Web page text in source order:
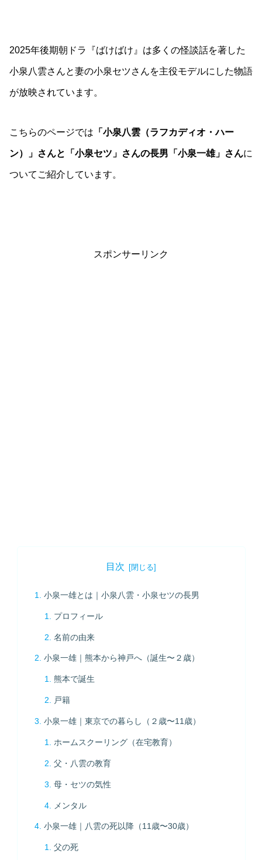
2025年後期朝ドラ『ばけばけ』は多くの怪談話を著した
小泉八雲さんと妻の小泉セツさんを主役モデルにした物語
が放映されています。
こちらのページでは 「小泉八雲（ラフカディオ・ハー
ン）」さんと「小泉セツ」さんの長男「小泉一雄」さんに
ついてご紹介しています。
スポンサーリンク
目次
小泉一雄とは｜小泉八雲・小泉セツの長男
プロフィール
名前の由来
小泉一雄｜熊本から神戸へ（誕生〜２歳）
熊本で誕生
戸籍
小泉一雄｜東京での暮らし（２歳〜11歳）
ホームスクーリング（在宅教育）
父・八雲の教育
母・セツの気性
メンタル
小泉一雄｜八雲の死以降（11歳〜30歳）
父の死